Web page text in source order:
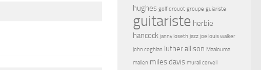
hughes golf drouot groupe guiariste
guitariste herbie
hancock janny loseth jazz joe louis walker
john coghlan luther allison Maalouma
malien miles davis murali coryell